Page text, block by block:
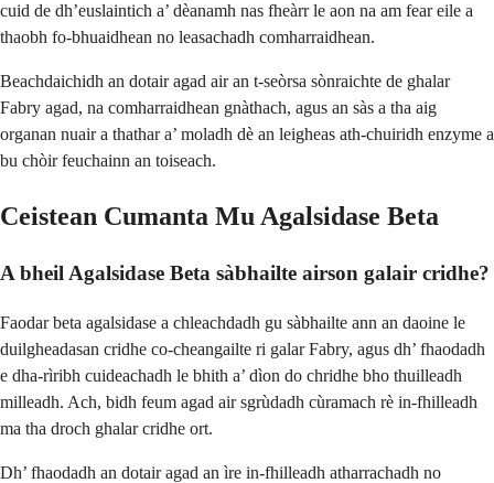
cuid de dh’euslaintich a’ dèanamh nas fheàrr le aon na am fear eile a
thaobh fo-bhuaidhean no leasachadh comharraidhean.
Beachdaichidh an dotair agad air an t-seòrsa sònraichte de ghalar
Fabry agad, na comharraidhean gnàthach, agus an sàs a tha aig
organan nuair a thathar a’ moladh dè an leigheas ath-chuiridh enzyme a
bu chòir feuchainn an toiseach.
Ceistean Cumanta Mu Agalsidase Beta
A bheil Agalsidase Beta sàbhailte airson galair cridhe?
Faodar beta agalsidase a chleachdadh gu sàbhailte ann an daoine le
duilgheadasan cridhe co-cheangailte ri galar Fabry, agus dh’ fhaodadh
e dha-rìribh cuideachadh le bhith a’ dìon do chridhe bho thuilleadh
milleadh. Ach, bidh feum agad air sgrùdadh cùramach rè in-fhilleadh
ma tha droch ghalar cridhe ort.
Dh’ fhaodadh an dotair agad an ìre in-fhilleadh atharrachadh no